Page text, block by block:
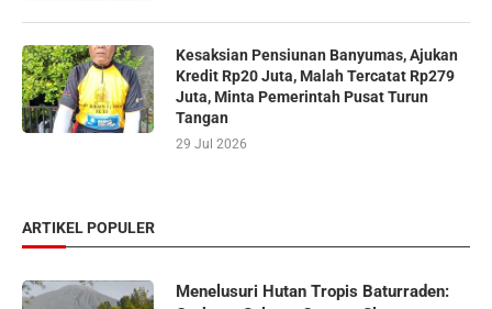
Kesaksian Pensiunan Banyumas, Ajukan
Kredit Rp20 Juta, Malah Tercatat Rp279
Juta, Minta Pemerintah Pusat Turun
Tangan
29 Jul 2026
ARTIKEL POPULER
Menelusuri Hutan Tropis Baturraden: